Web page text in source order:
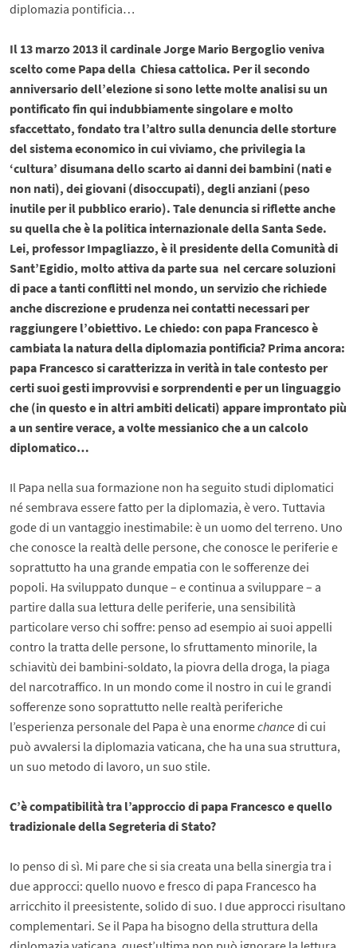
diplomazia pontificia…
Il 13 marzo 2013 il cardinale Jorge Mario Bergoglio veniva
scelto come Papa della Chiesa cattolica. Per il secondo
anniversario dell’elezione si sono lette molte analisi su un
pontificato fin qui indubbiamente singolare e molto
sfaccettato, fondato tra l’altro sulla denuncia delle storture
del sistema economico in cui viviamo, che privilegia la
‘cultura’ disumana dello scarto ai danni dei bambini (nati e
non nati), dei giovani (disoccupati), degli anziani (peso
inutile per il pubblico erario). Tale denuncia si riflette anche
su quella che è la politica internazionale della Santa Sede.
Lei, professor Impagliazzo, è il presidente della Comunità di
Sant’Egidio, molto attiva da parte sua nel cercare soluzioni
di pace a tanti conflitti nel mondo, un servizio che richiede
anche discrezione e prudenza nei contatti necessari per
raggiungere l’obiettivo. Le chiedo: con papa Francesco è
cambiata la natura della diplomazia pontificia? Prima ancora:
papa Francesco si caratterizza in verità in tale contesto per
certi suoi gesti improvvisi e sorprendenti e per un linguaggio
che (in questo e in altri ambiti delicati) appare improntato più
a un sentire verace, a volte messianico che a un calcolo
diplomatico…
Il Papa nella sua formazione non ha seguito studi diplomatici
né sembrava essere fatto per la diplomazia, è vero. Tuttavia
gode di un vantaggio inestimabile: è un uomo del terreno. Uno
che conosce la realtà delle persone, che conosce le periferie e
soprattutto ha una grande empatia con le sofferenze dei
popoli. Ha sviluppato dunque – e continua a sviluppare – a
partire dalla sua lettura delle periferie, una sensibilità
particolare verso chi soffre: penso ad esempio ai suoi appelli
contro la tratta delle persone, lo sfruttamento minorile, la
schiavitù dei bambini-soldato, la piovra della droga, la piaga
del narcotraffico. In un mondo come il nostro in cui le grandi
sofferenze sono soprattutto nelle realtà periferiche
l’esperienza personale del Papa è una enormechancedi cui
può avvalersi la diplomazia vaticana, che ha una sua struttura,
un suo metodo di lavoro, un suo stile.
C’è compatibilità tra l’approccio di papa Francesco e quello
tradizionale della Segreteria di Stato?
Io penso di sì. Mi pare che si sia creata una bella sinergia tra i
due approcci: quello nuovo e fresco di papa Francesco ha
arricchito il preesistente, solido di suo. I due approcci risultano
complementari. Se il Papa ha bisogno della struttura della